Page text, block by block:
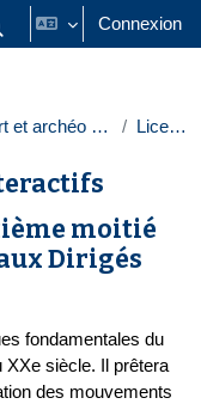
désactiver la saisie
Connexion
École histoire art et archéo Sorbonne Licences
moitié
Dirigés
fondamentales du
XXe siècle. Il prêtera
des mouvements